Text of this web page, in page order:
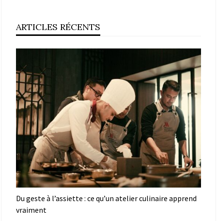
ARTICLES RÉCENTS
Du geste à l’assiette : ce qu’un atelier culinaire apprend
vraiment